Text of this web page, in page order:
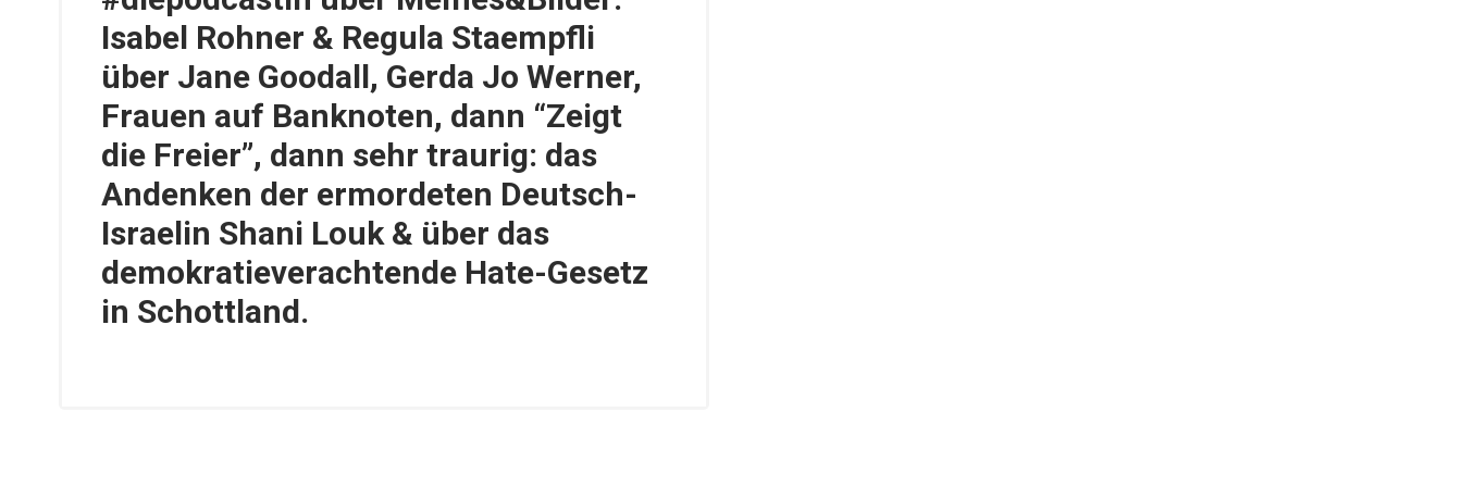
Isabel Rohner & Regula Staempfli
über Jane Goodall, Gerda Jo Werner,
Frauen auf Banknoten, dann “Zeigt
die Freier”, dann sehr traurig: das
Andenken der ermordeten Deutsch-
Israelin Shani Louk & über das
demokratieverachtende Hate-Gesetz
in Schottland.